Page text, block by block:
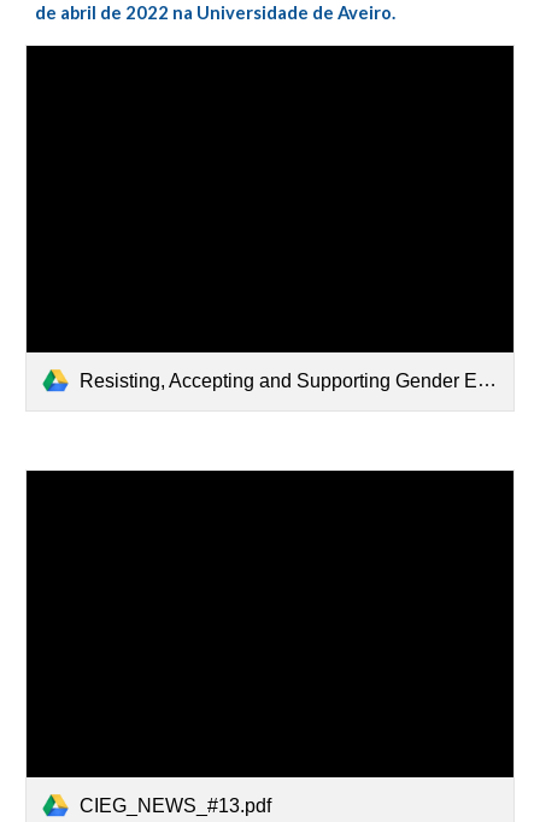
de abril de 2022 na Universidade de Aveiro.
Resisting, Accepting and Supporting Gender Equality in Portuguese.pdf
CIEG_NEWS_#13.pdf